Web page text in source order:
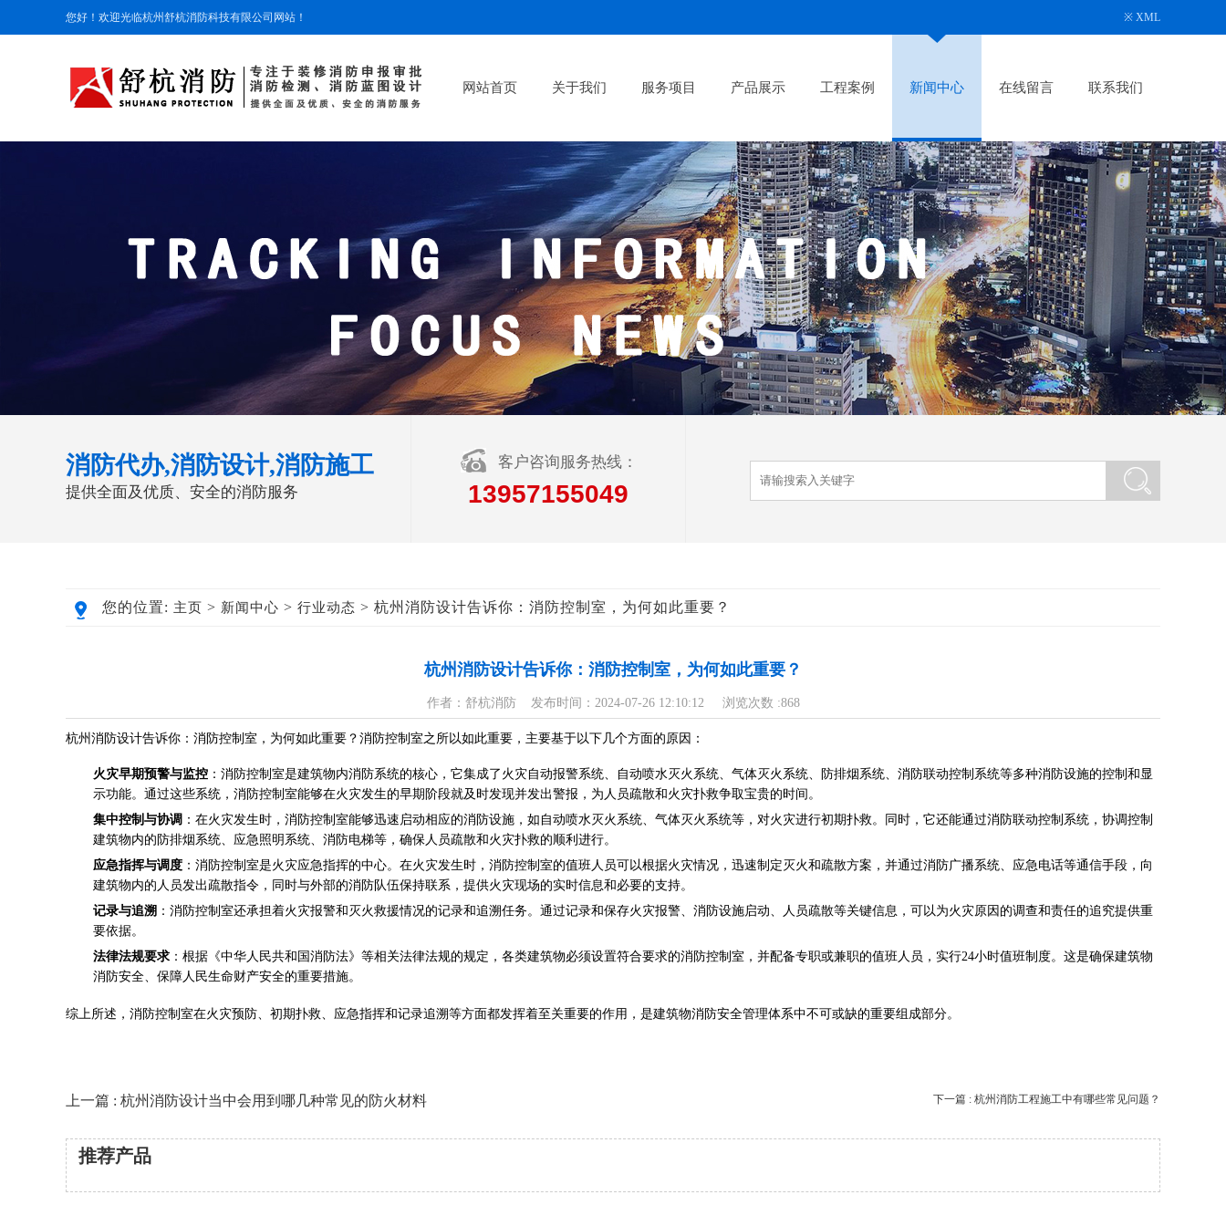
您好！欢迎光临杭州舒杭消防科技有限公司网站！ ※ XML
网站首页 关于我们 服务项目 产品展示 工程案例 新闻中心 在线留言 联系我们
消防代办,消防设计,消防施工
提供全面及优质、安全的消防服务
客户咨询服务热线：
13957155049
您的位置: 主页 > 新闻中心 > 行业动态 > 杭州消防设计告诉你：消防控制室，为何如此重要？
杭州消防设计告诉你：消防控制室，为何如此重要？
作者：舒杭消防 发布时间：2024-07-26 12:10:12 浏览次数 :868
杭州消防设计告诉你：消防控制室，为何如此重要？消防控制室之所以如此重要，主要基于以下几个方面的原因：
火灾早期预警与监控 ：消防控制室是建筑物内消防系统的核心，它集成了火灾自动报警系统、自动喷水灭火系统、气体灭火系统、防排烟系统、消防联动控制系统等多种消防设施的控制和显
示功能。通过这些系统，消防控制室能够在火灾发生的早期阶段就及时发现并发出警报，为人员疏散和火灾扑救争取宝贵的时间。
集中控制与协调 ：在火灾发生时，消防控制室能够迅速启动相应的消防设施，如自动喷水灭火系统、气体灭火系统等，对火灾进行初期扑救。同时，它还能通过消防联动控制系统，协调控制
建筑物内的防排烟系统、应急照明系统、消防电梯等，确保人员疏散和火灾扑救的顺利进行。
应急指挥与调度 ：消防控制室是火灾应急指挥的中心。在火灾发生时，消防控制室的值班人员可以根据火灾情况，迅速制定灭火和疏散方案，并通过消防广播系统、应急电话等通信手段，向
建筑物内的人员发出疏散指令，同时与外部的消防队伍保持联系，提供火灾现场的实时信息和必要的支持。
记录与追溯 ：消防控制室还承担着火灾报警和灭火救援情况的记录和追溯任务。通过记录和保存火灾报警、消防设施启动、人员疏散等关键信息，可以为火灾原因的调查和责任的追究提供重
要依据。
法律法规要求 ：根据《中华人民共和国消防法》等相关法律法规的规定，各类建筑物必须设置符合要求的消防控制室，并配备专职或兼职的值班人员，实行24小时值班制度。这是确保建筑物
消防安全、保障人民生命财产安全的重要措施。
综上所述，消防控制室在火灾预防、初期扑救、应急指挥和记录追溯等方面都发挥着至关重要的作用，是建筑物消防安全管理体系中不可或缺的重要组成部分。
上一篇 : 杭州消防设计当中会用到哪几种常见的防火材料 下一篇 : 杭州消防工程施工中有哪些常见问题？
推荐产品